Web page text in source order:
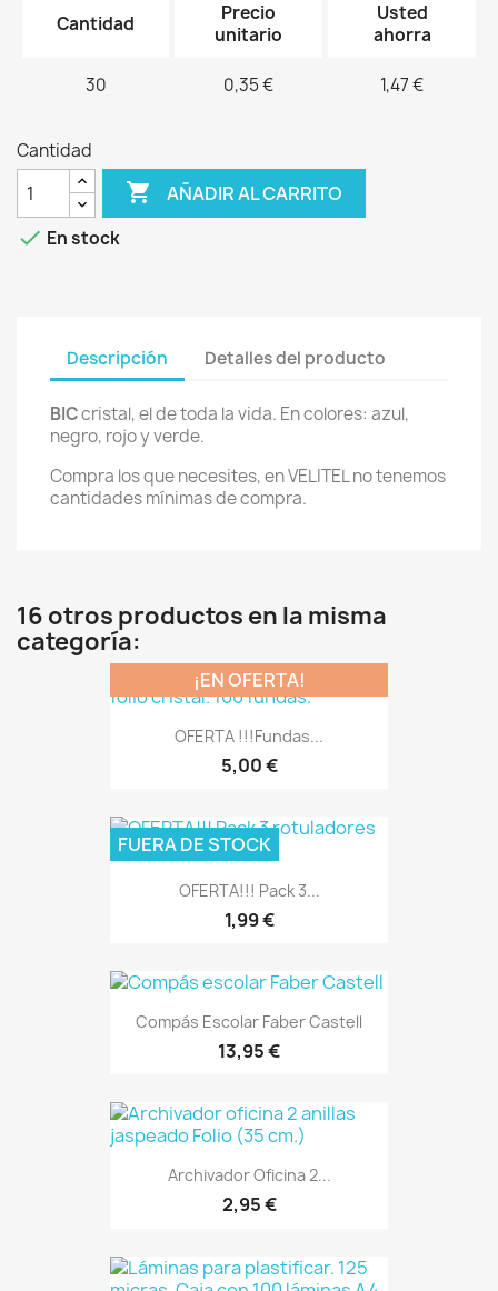
Cantidad
Precio
unitario
Usted
ahorra
30 0,35 € 1,47 €
Cantidad
 AÑADIR AL CARRITO
 En stock
Descripción Detalles del producto
BICcristal, el de toda la vida. En colores: azul,
negro, rojo y verde.
Compra los que necesites, en VELITEL no tenemos
cantidades mínimas de compra.
16 otros productos en la misma
categoría:
OFERTA !!!Fundas...
5,00 €
¡EN OFERTA!
OFERTA!!! Pack 3...
1,99 €
FUERA DE STOCK
Compás Escolar Faber Castell
13,95 €
Archivador Oficina 2...
2,95 €